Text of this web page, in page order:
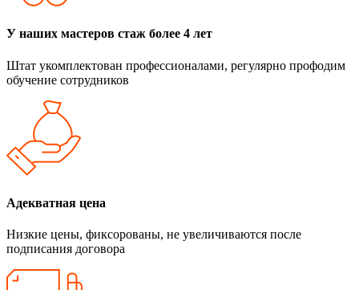
У наших мастеров стаж более 4 лет
Штат укомплектован профессионалами, регулярно профодим
обучение сотрудников
Адекватная цена
Низкие цены, фиксорованы, не увеличиваются после
подписания договора